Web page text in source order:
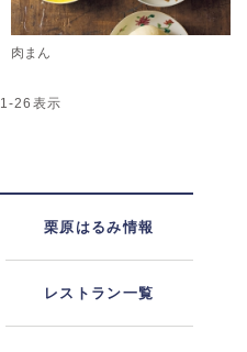
肉まん
1-26 表示
栗原はるみ情報
レストラン一覧